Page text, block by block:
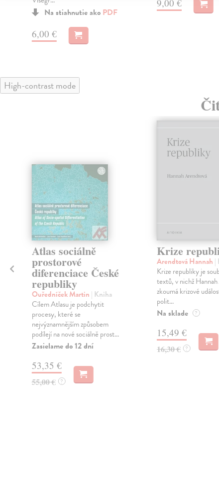
Na stiahnutie ako PDF
6,00 €
9,00 €
High-contrast mode
Atlas sociálně
prostorové
diferenciace České
republiky
Ouředníček Martin | Kniha
Cílem Atlasu je podchytit
procesy, které se
nejvýznamnějším způsobem
podílejí na nové sociálně prost...
Zasielame do 12 dní
53,35 €
55,00 € ?
Krize
Arendtová Hannah |
Krize republiky je
textů, v nichž
zkoumá krizové
polit...
Na sklade ?
15,49 €
16,30 € ?